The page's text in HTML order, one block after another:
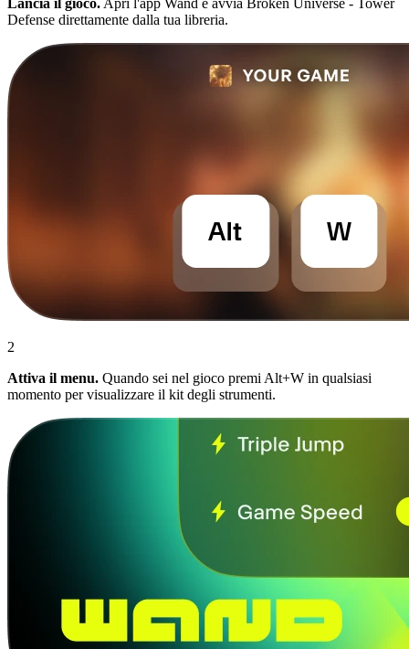
Defense direttamente dalla tua libreria.
2
Attiva il menu. Quando sei nel gioco premi Alt+W in qualsiasi
momento per visualizzare il kit degli strumenti.